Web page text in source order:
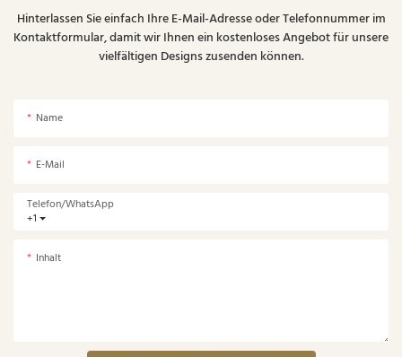
Hinterlassen Sie einfach Ihre E-Mail-Adresse oder Telefonnummer im
Kontaktformular, damit wir Ihnen ein kostenloses Angebot für unsere
vielfältigen Designs zusenden können.
Name
E-Mail
+1
Telefon/WhatsApp
Inhalt